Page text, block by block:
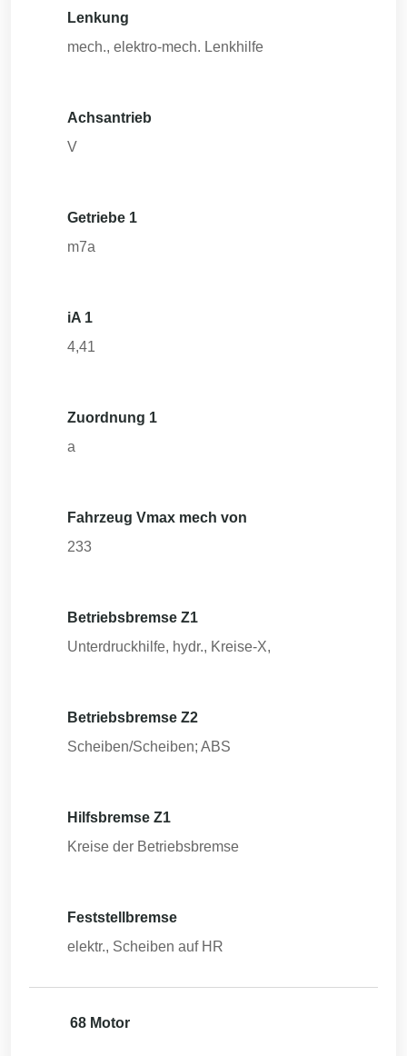
Lenkung
mech., elektro-mech. Lenkhilfe
Achsantrieb
V
Getriebe 1
m7a
iA 1
4,41
Zuordnung 1
a
Fahrzeug Vmax mech von
233
Betriebsbremse Z1
Unterdruckhilfe, hydr., Kreise-X,
Betriebsbremse Z2
Scheiben/Scheiben; ABS
Hilfsbremse Z1
Kreise der Betriebsbremse
Feststellbremse
elektr., Scheiben auf HR
68 Motor